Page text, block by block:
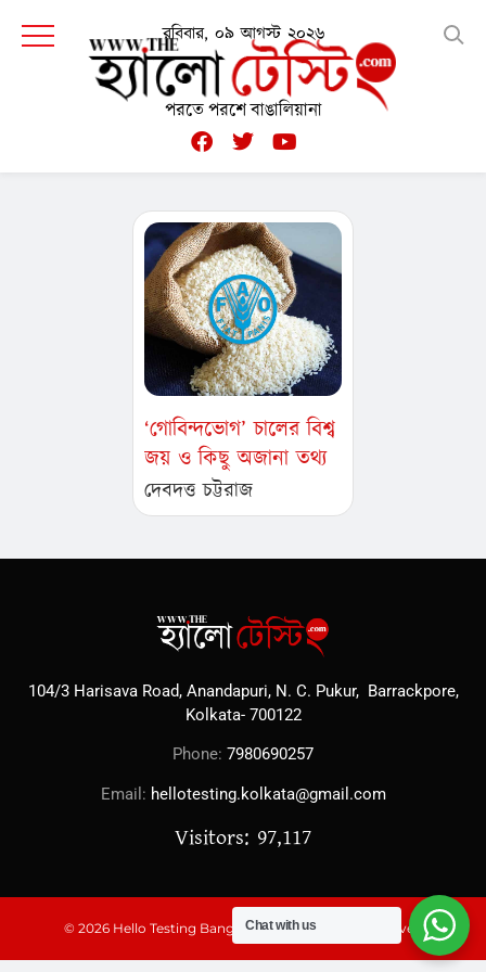
রবিবার, ০৯ আগস্ট ২০২৬
পরতে পরশে বাঙালিয়ানা
‘গোবিন্দভোগ’ চালের বিশ্ব
জয় ও কিছু অজানা তথ্য
দেবদত্ত চট্টরাজ
104/3 Harisava Road, Anandapuri, N. C. Pukur, Barrackpore,
Kolkata- 700122
Phone: 7980690257
Email: hellotesting.kolkata@gmail.com
Visitors: 97,117
© 2026 Hello Testing Bangal Kabita, All Rights Reserved
Chat with us